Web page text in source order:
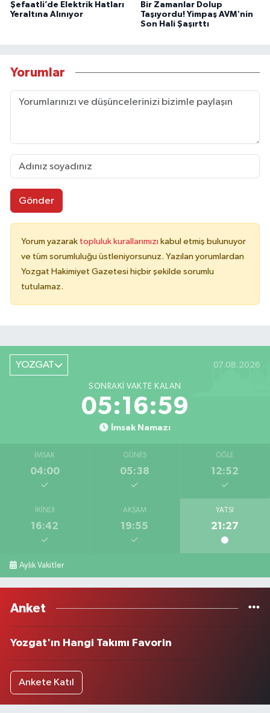
Şefaatli’de Elektrik Hatları
Yeraltına Alınıyor
Bir Zamanlar Dolup
Taşıyordu! Yimpaş AVM'nin
Son Hali Şaşırttı
Yorumlar
Gönder
Yorum yazarak topluluk kurallarımızı kabul etmiş bulunuyor
ve tüm sorumluluğu üstleniyorsunuz. Yazılan yorumlardan
Yozgat Hakimiyet Gazetesi hiçbir şekilde sorumlu
tutulamaz.
YOZGAT 07.08.2026
SONRAKI VAKTE KALAN
05:16:59
İmsak Namazı
İMSAK
04:00
GÜNEŞ
05:38
ÖĞLE
12:52
İKINDI
16:42
AKŞAM
19:55
YATSI
21:27
Aylık Vakitler
Anket
Yozgat'ın Hangi Takımı Favorin
Ankete Katıl